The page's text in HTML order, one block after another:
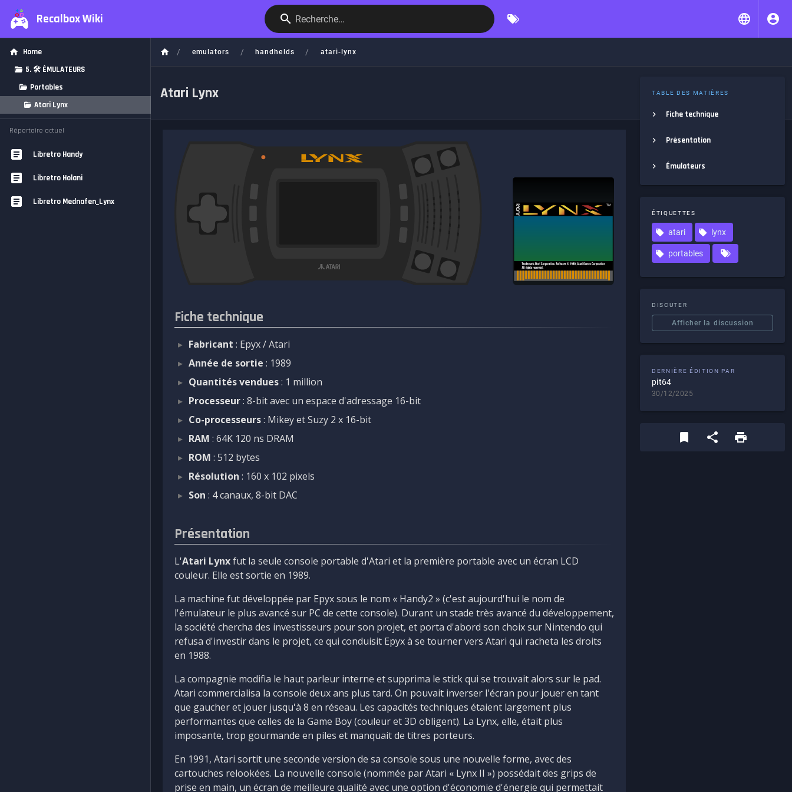
Recalbox Wiki Recherche…
Home
5. 🛠️ ÉMULATEURS
Portables
Atari Lynx
Répertoire actuel
Libretro Handy
Libretro Holani
Libretro Mednafen_Lynx
/ emulators / handhelds / atari-lynx
Atari Lynx
Fiche technique
Fabricant : Epyx / Atari
Année de sortie : 1989
Quantités vendues: 1 million
Processeur: 8-bit avec un espace d'adressage 16-bit
Co-processeurs: Mikey et Suzy 2 x 16-bit
RAM : 64K 120 ns DRAM
ROM : 512 bytes
Résolution : 160 x 102 pixels
Son : 4 canaux, 8-bit DAC
Présentation
L'Atari Lynxfut la seule console portable d'Atari et la première portable avec un écran LCD
couleur. Elle est sortie en 1989.
La machine fut développée par Epyx sous le nom « Handy2 » (c'est aujourd'hui le nom de
l'émulateur le plus avancé sur PC de cette console). Durant un stade très avancé du développement,
la société chercha des investisseurs pour son projet, et porta d'abord son choix sur Nintendo qui
refusa d'investir dans le projet, ce qui conduisit Epyx à se tourner vers Atari qui racheta les droits
en 1988.
La compagnie modifia le haut parleur interne et supprima le stick qui se trouvait alors sur le pad.
Atari commercialisa la console deux ans plus tard. On pouvait inverser l'écran pour jouer en tant
que gaucher et jouer jusqu'à 8 en réseau. Les capacités techniques étaient largement plus
performantes que celles de la Game Boy (couleur et 3D obligent). La Lynx, elle, était plus
imposante, trop gourmande en piles et manquait de titres porteurs.
En 1991, Atari sortit une seconde version de sa console sous une nouvelle forme, avec des
cartouches relookées. La nouvelle console (nommée par Atari « Lynx II ») possédait des grips de
prise en main, un écran de meilleure qualité avec une option d'économie d'énergie qui permettait
TABLE DES MATIÈRES
Fiche technique
Présentation
Émulateurs
ÉTIQUETTES
atari lynx
portables
DISCUTER
Afficher la discussion
DERNIÈRE ÉDITION PAR
pit64
30/12/2025